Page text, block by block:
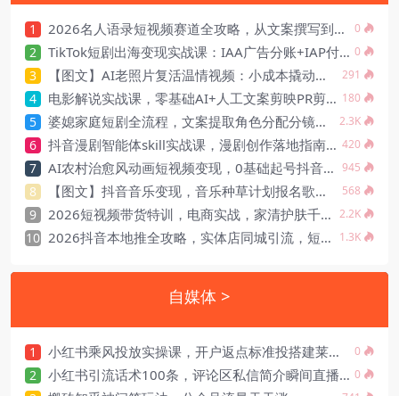
1 2026名人语录短视频赛道全攻略，从文案撰写到声音克隆部署，系统掌握涨粉变现双赢制作技术 0
2 TikTok短剧出海变现实战课：IAA广告分账+IAP付费变现+账号搭建+平台规则+回款全流程 0
3 【图文】AI老照片复活温情视频：小成本撬动情感流量 291
4 电影解说实战课，零基础AI+人工文案剪映PR剪辑发布全流程 180
5 婆媳家庭短剧全流程，文案提取角色分配分镜视频生成剪辑，多种变现方式 2.3K
6 抖音漫剧智能体skill实战课，漫剧创作落地指南，免抽卡工作流配套全套提示词素材 420
7 AI农村治愈风动画短视频变现，0基础起号抖音伙伴计划精选涨粉 945
8 【图文】抖音音乐变现，音乐种草计划报名歌单挂链接，顺手赚点零花钱 568
9 2026短视频带货特训，电商实战，家清护肤千川素材体系136套案例全套 2.2K
10 2026抖音本地推全攻略，实体店同城引流，短视频直播精准投放低成本获客 1.3K
自媒体 >
1 小红书乘风投放实操课，开户返点标准投搭建莱卡定向，新店建模撬动笔记自然流量 0
2 小红书引流话术100条，评论区私信简介瞬间直播避限流（Excel文档） 0